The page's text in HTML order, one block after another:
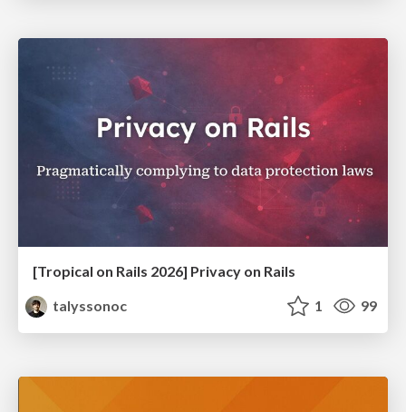
[Tropical on Rails 2026] Privacy on Rails
talyssonoc
1 99